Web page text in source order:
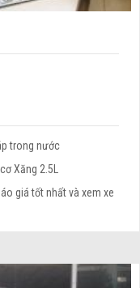
trong nước
Xăng 2.5L
giá tốt nhất và xem xe